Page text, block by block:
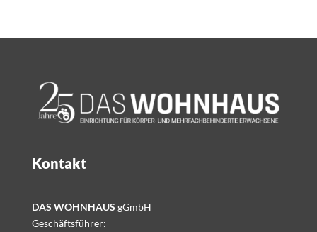
Kontakt
DAS WOHNHAUS gGmbH
Geschäftsführer: